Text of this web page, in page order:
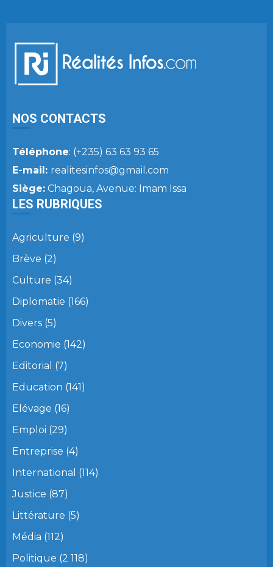
NOS CONTACTS
Téléphone: (+235) 63 63 93 65
E-mail: realitesinfos@gmail.com
Siège: Chagoua, Avenue: Imam Issa
LES RUBRIQUES
Agriculture (9)
Brève (2)
Culture (34)
Diplomatie (166)
Divers (5)
Economie (142)
Editorial (7)
Education (141)
Elévage (16)
Emploi (29)
Entreprise (4)
International (114)
Justice (87)
Littérature (5)
Média (112)
Politique (2 118)